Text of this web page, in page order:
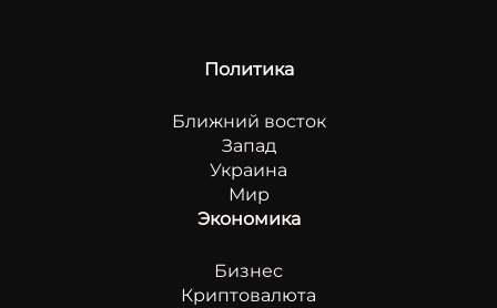
Политика
Ближний восток
Запад
Украина
Мир
Экономика
Бизнес
Криптовалюта